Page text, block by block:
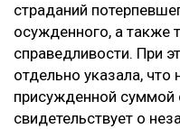
страданий
осужденного, а также
справедливости. При
отдельно указала, что
присужденной суммой
свидетельствует о